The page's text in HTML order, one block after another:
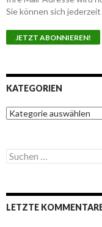
Sie können sich
KATEGORIEN
K
a
g
o
n
S
u
e
n
LETZTE